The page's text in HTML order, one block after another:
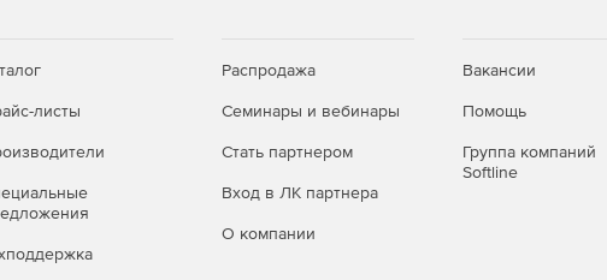
листы
Распродажа
Семинары и вебинары
Стать партнером
Вход в ЛК партнера
О компании
Вакансии
Помощь
Группа компаний
Softline